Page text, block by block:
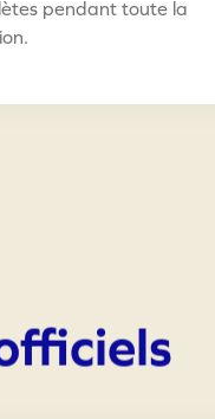
pendant toute la